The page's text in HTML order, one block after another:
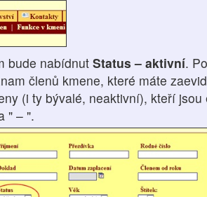
bude nabídnut Status – aktivní.
členů kmene, které máte
(i ty bývalé, neaktivní), kteří
" – ".